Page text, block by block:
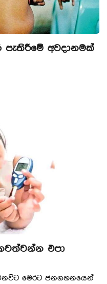
පැතිරීමේ අවදානමක්
එපා
මෙරට ජනගහනයෙන්